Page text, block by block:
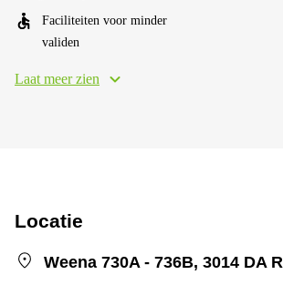
Faciliteiten voor minder
validen
Laat meer zien
Locatie
Weena 730A - 736B, 3014 DA